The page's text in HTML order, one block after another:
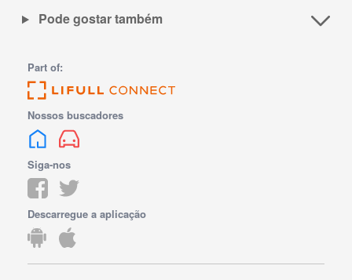
Pode gostar também
Part of:
Nossos buscadores
Siga-nos
Descarregue a aplicação